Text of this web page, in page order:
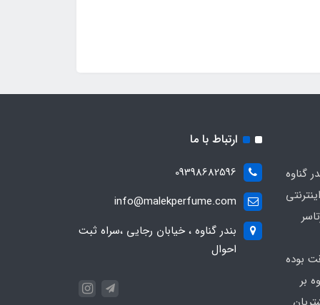
گناوه
بوده
بر
ارتباط با ما
09398682596
info@malekperfume.com
بندر گناوه ، خیابان رجایی ،سراه ثبت
احوال